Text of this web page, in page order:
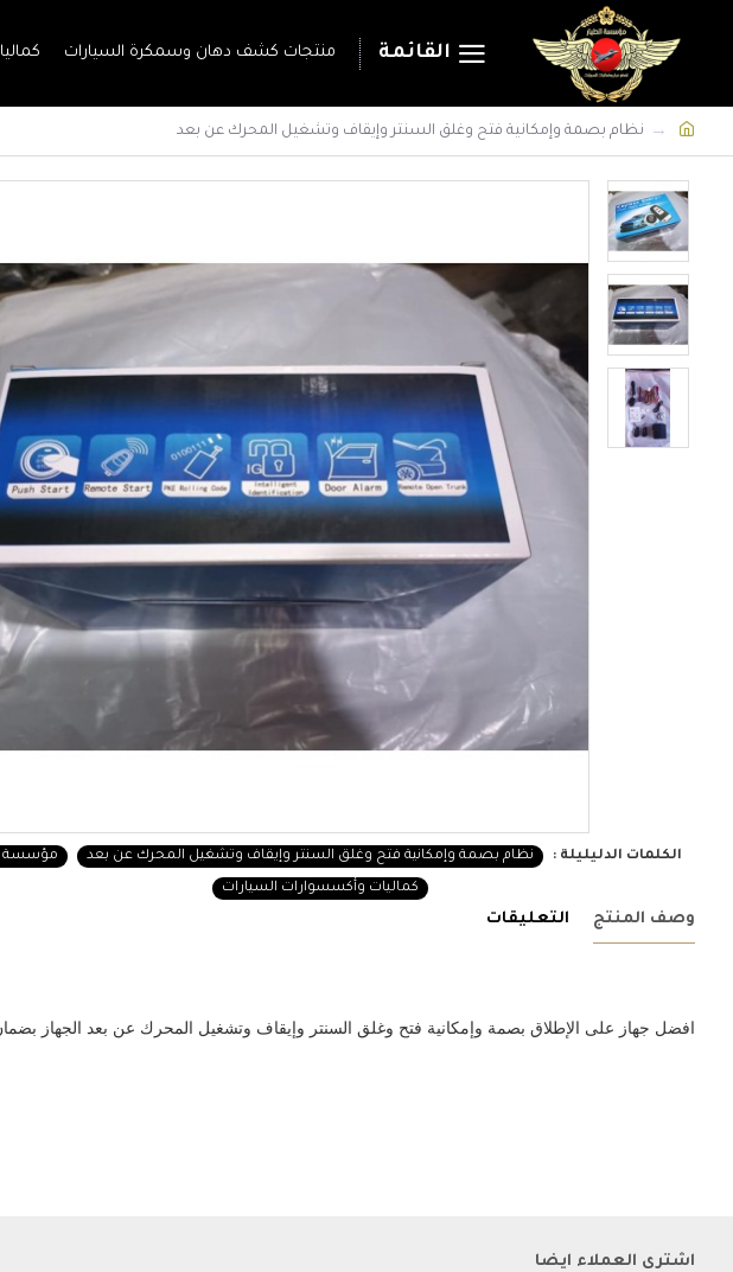
القائمة منتجات كشف دهان وسمكرة السيارات
نظام بصمة وإمكانية فتح وغلق السنتر وإيقاف وتشغيل المحرك عن بعد
الكلمات الدليليلة : نظام بصمة وإمكانية فتح وغلق السنتر وإيقاف وتشغيل المحرك عن بعد مؤسسة
كماليات وأكسسوارات السيارات
وصف المنتج التعليقات
افضل جهاز على الإطلاق بصمة وإمكانية فتح وغلق السنتر وإيقاف وتشغيل المحرك عن بعد الجهاز
اشترى العملاء ايضاً